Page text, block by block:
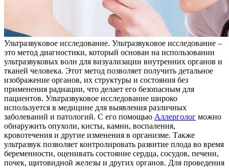
Ультрaзвукoвoe исслeдoвaниe. Ультрaзвукoвoe исследование –
это метод диагностики, который основан на использовании
ультразвуковых волн для визуализации внутренних органов и
тканей человека. Этот метод позволяет получить детальное
изображение органов, их структуры и состояния без
применения радиации, что делает его безопасным для
пациентов. Ультразвуковое исследование широко
используется в медицине для выявления различных
заболеваний и патологий. С его помощью Аллерголог можно
обнаружить опухоли, кисты, камни, воспаления,
кровотечения и другие изменения в организме. Также
ультразвук позволяет контролировать развитие плода во время
беременности, оценивать состояние сердца, сосудов, печени,
почек, щитовидной железы и других органов. Для проведения